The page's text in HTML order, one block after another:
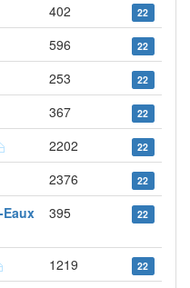
402 22
596 22
253 22
367 22
2202 22
2376 22
395 22
1219 22